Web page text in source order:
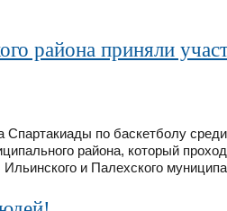
района приняли
Спартакиады по баскетболу
района, который
Ильинского и Палехского